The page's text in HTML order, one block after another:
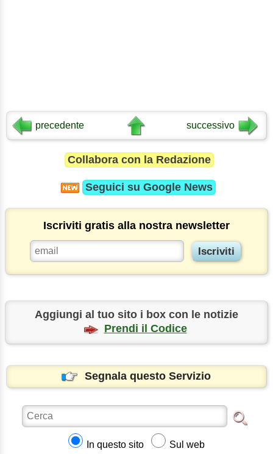
precedente successivo
Collabora con la Redazione
Seguici su Google News
Iscriviti gratis alla nostra newsletter
Aggiungi al tuo sito i box con le notizie
Prendi il Codice
Segnala questo Servizio
In questo sito Sul web